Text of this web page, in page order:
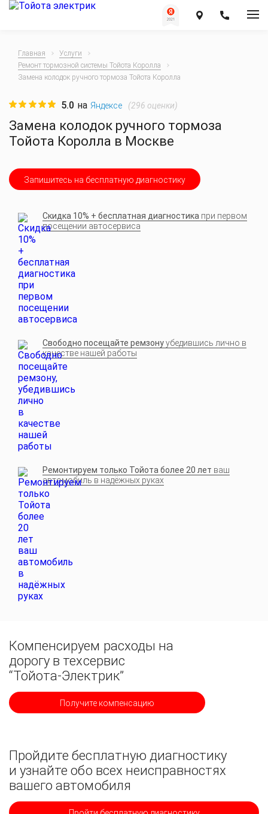
Главная
Услуги
Ремонт тормозной системы Тойота Королла
Замена колодок ручного тормоза Тойота Королла
Замена колодок ручного тормоза
Тойота Королла в Москве
5.0 на Яндексе (296 оценки)
Запишитесь на бесплатную диагностику
Скидка 10% + бесплатная диагностика при первом
посещении автосервиса
Свободно посещайте ремзонуубедившись лично в
качестве нашей работы
Ремонтируем только Тойота более 20 лет ваш
автомобиль в надёжных руках
Компенсируем расходы на
дорогу в техсервис
“Тойота-Электрик”
Получите компенсацию
Пройдите бесплатную диагностику
и узнайте обо всех неисправностях
вашего автомобиля